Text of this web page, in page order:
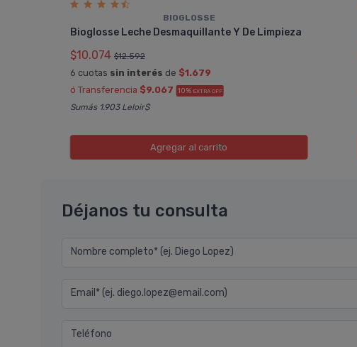
BIOGLOSSE
Bioglosse Leche Desmaquillante Y De Limpieza
$10.074 $12.592
6 cuotas sin interés de $1.679
ó Transferencia $9.067 10% EXTRA OFF
Sumás 1.903 Leloir$
Agregar al carrito
Déjanos tu consulta
Nombre completo* (ej. Diego Lopez)
Email* (ej. diego.lopez@email.com)
Teléfono